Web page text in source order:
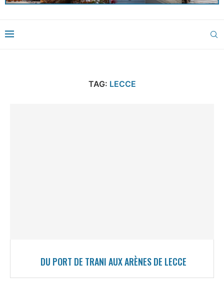
TAG: LECCE
DU PORT DE TRANI AUX ARÈNES DE LECCE